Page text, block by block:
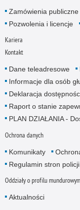
Zamówienia publiczne
Pozwolenia i licencje
Kariera
Kontakt
Dane teleadresowe
Informacje dla osób
Deklaracja
Raport o stanie
PLAN DZIAŁANIA -
Ochrona danych
Komunikaty
Regulamin stron policji
Oddziały o profilu
Aktualności